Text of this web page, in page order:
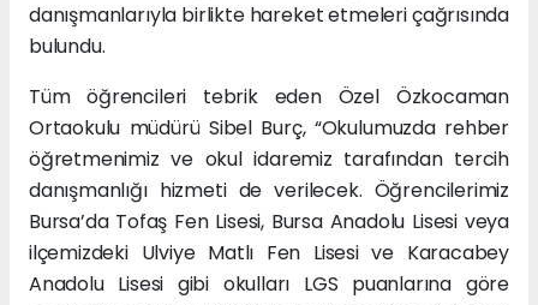
danışmanlarıyla birlikte hareket etmeleri çağrısında
bulundu.
Tüm öğrencileri tebrik eden Özel Özkocaman
Ortaokulu müdürü Sibel Burç, “Okulumuzda rehber
öğretmenimiz ve okul idaremiz tarafından tercih
danışmanlığı hizmeti de verilecek. Öğrencilerimiz
Bursa’da Tofaş Fen Lisesi, Bursa Anadolu Lisesi veya
ilçemizdeki Ulviye Matlı Fen Lisesi ve Karacabey
Anadolu Lisesi gibi okulları LGS puanlarına göre